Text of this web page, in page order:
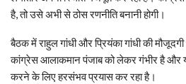
है, तो उसे अभी से ठोस रणनीति बनानी होगी।
बैठक में राहुल गांधी और प्रियंका गांधी की
कांग्रेस आलाकमान पंजाब को लेकर गंभीर है और
करने के लिए हरसंभव प्रयास कर रहा है।